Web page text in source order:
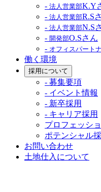
- 法人営業部K.Y
- 法人営業部R.S
- 法人営業部N.S
- 開発部O.Sさん
- オフィスパート
働く環境
採用について
- 募集要項
- イベント情報
- 新卒採用
- キャリア採用
プロフェッシ
ポテンシャル
お問い合わせ
土地仕入について